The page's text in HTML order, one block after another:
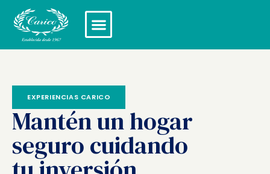
EXPERIENCIAS CARICO
Mantén un hogar
seguro cuidando